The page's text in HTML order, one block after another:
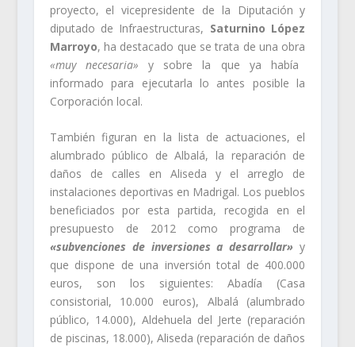
proyecto, el vicepresidente de la Diputación y
diputado de Infraestructuras, Saturnino López
Marroyo, ha destacado que se trata de una obra
«muy necesaria» y sobre la que ya había
informado para ejecutarla lo antes posible la
Corporación local.
También figuran en la lista de actuaciones, el
alumbrado público de Albalá, la reparación de
daños de calles en Aliseda y el arreglo de
instalaciones deportivas en Madrigal. Los pueblos
beneficiados por esta partida, recogida en el
presupuesto de 2012 como programa de
«subvenciones de inversiones a desarrollar» y
que dispone de una inversión total de 400.000
euros, son los siguientes: Abadía (Casa
consistorial, 10.000 euros), Albalá (alumbrado
público, 14.000), Aldehuela del Jerte (reparación
de piscinas, 18.000), Aliseda (reparación de daños